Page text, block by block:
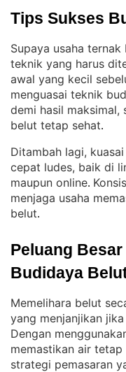
Tips Sukses
Supaya usaha
teknik yang harus
awal yang kecil
menguasai teknik
demi hasil maksimal,
belut tetap sehat.
Ditambah lagi,
cepat ludes, baik di
maupun online.
menjaga usaha
belut.
Peluang
Budidaya
Memelihara belut
yang menjanjikan
Dengan
memastikan air
strategi pemasaran